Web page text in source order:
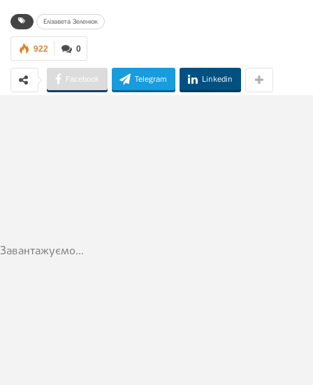
Елізавета Зеленюк
0
922
Facebook Telegram Linkedin
Завантажуємо...